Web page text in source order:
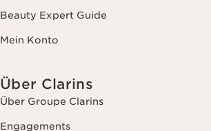
Beauty Expert Guide
Mein Konto
Über Clarins
Über Groupe Clarins
Engagements